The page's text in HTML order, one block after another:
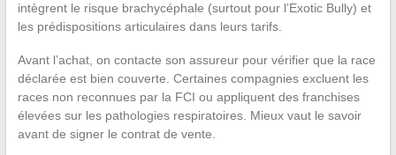
intègrent le risque brachycéphale (surtout pour l’Exotic Bully) et
les prédispositions articulaires dans leurs tarifs.
Avant l’achat, on contacte son assureur pour vérifier que la race
déclarée est bien couverte. Certaines compagnies excluent les
races non reconnues par la FCI ou appliquent des franchises
élevées sur les pathologies respiratoires. Mieux vaut le savoir
avant de signer le contrat de vente.